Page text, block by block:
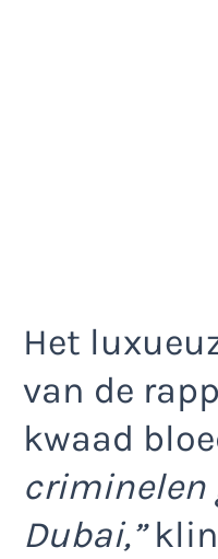
Het
van de
kwaad
criminelen
Dubai,”